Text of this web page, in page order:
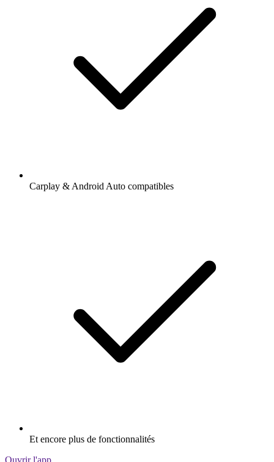
Carplay & Android Auto compatibles
Et encore plus de fonctionnalités